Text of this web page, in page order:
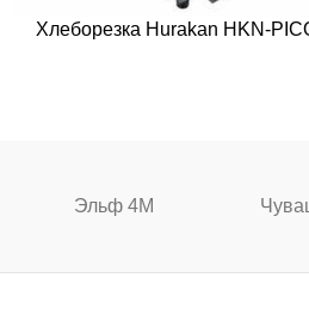
Хлеборезка Hurakan HKN-
Эльф 4М